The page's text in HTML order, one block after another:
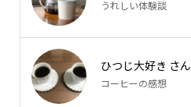
うれしい体験談
ひつじ大好き さん
コーヒーの感想